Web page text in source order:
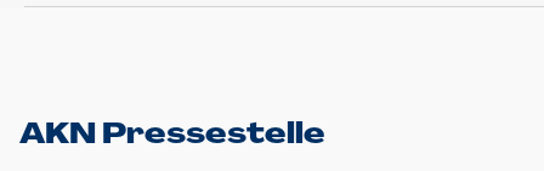
AKN Pressestelle